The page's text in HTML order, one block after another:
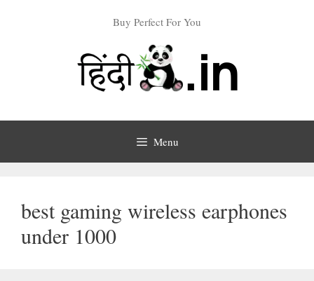
Buy Perfect For You
Menu
best gaming wireless earphones
under 1000